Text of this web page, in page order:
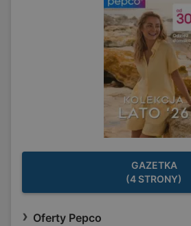
GAZETKA
(4 STRONY)
Oferty Pepco